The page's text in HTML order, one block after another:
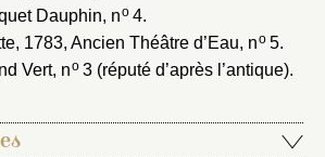
Dauphin, no4.
1783, Ancien Théâtre d’Eau, no5.
Vert, no3 (réputé d’après l’antique).